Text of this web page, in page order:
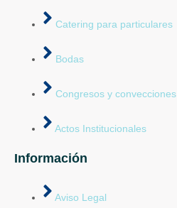
Catering para particulares
Bodas
Congresos y convecciones
Actos Institucionales
Información
Aviso Legal